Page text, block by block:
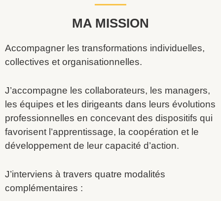
MA MISSION
Accompagner les transformations individuelles,
collectives et organisationnelles.
J’accompagne les collaborateurs, les managers,
les équipes et les dirigeants dans leurs évolutions
professionnelles en concevant des dispositifs qui
favorisent l’apprentissage, la coopération et le
développement de leur capacité d’action.
J’interviens à travers quatre modalités
complémentaires :